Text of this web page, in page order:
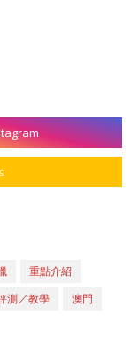
重點介紹
測／教學
澳門